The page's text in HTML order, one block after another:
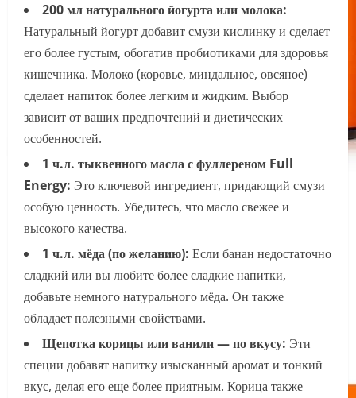
200 мл натурального йогурта или молока:
Натуральный йогурт добавит смузи кислинку и сделает
его более густым, обогатив пробиотиками для здоровья
кишечника. Молоко (коровье, миндальное, овсяное)
сделает напиток более легким и жидким. Выбор
зависит от ваших предпочтений и диетических
особенностей.
1 ч.л. тыквенного масла с фуллереном Full
Energy: Это ключевой ингредиент, придающий смузи
особую ценность. Убедитесь, что масло свежее и
высокого качества.
1 ч.л. мёда (по желанию): Если банан недостаточно
сладкий или вы любите более сладкие напитки,
добавьте немного натурального мёда. Он также
обладает полезными свойствами.
Щепотка корицы или ванили — по вкусу: Эти
специи добавят напитку изысканный аромат и тонкий
вкус, делая его еще более приятным. Корица также